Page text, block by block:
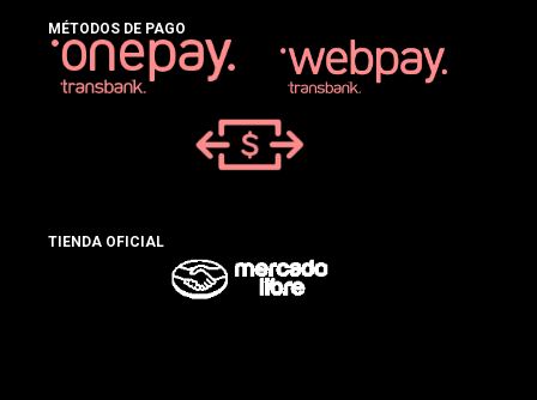
MÉTODOS DE PAGO
TIENDA OFICIAL